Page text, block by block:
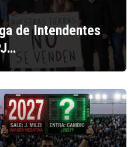
de Intendentes